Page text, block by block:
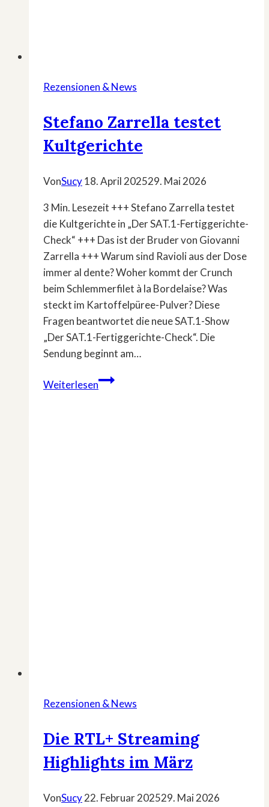
Rezensionen & News
Stefano Zarrella testet
Kultgerichte
VonSucy18. April 202529. Mai 2026
3 Min. Lesezeit +++ Stefano Zarrella testet
die Kultgerichte in „Der SAT.1-Fertiggerichte-
Check“ +++ Das ist der Bruder von Giovanni
Zarrella +++ Warum sind Ravioli aus der Dose
immer al dente? Woher kommt der Crunch
beim Schlemmerfilet à la Bordelaise? Was
steckt im Kartoffelpüree-Pulver? Diese
Fragen beantwortet die neue SAT.1-Show
„Der SAT.1-Fertiggerichte-Check“. Die
Sendung beginnt am…
WeiterlesenStefano
Rezensionen & News
Die RTL+ Streaming
Highlights im März
VonSucy22. Februar 202529. Mai 2026